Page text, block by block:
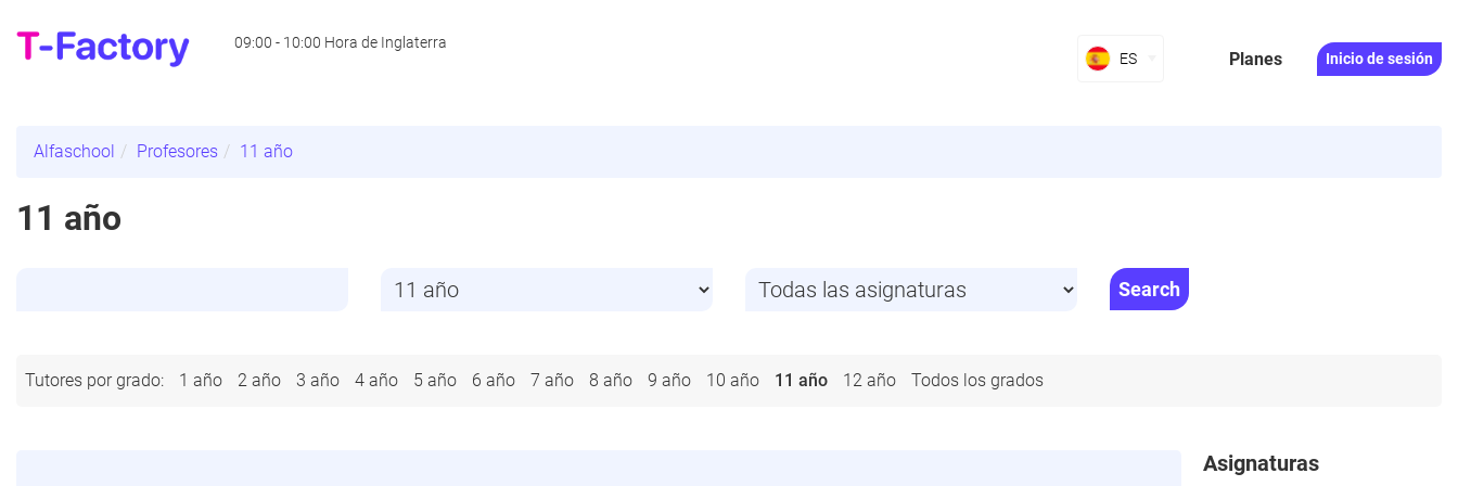
Inicio de sesión
09:00 - 10:00 Hora de Inglaterra
ES
Planes
Alfaschool Profesores 11 año
11 año
Search
Tutores por grado: 1 año 2 año 3 año 4 año 5 año 6 año 7 año 8 año 9 año 10 año 11 año 12 año Todos los grados
Asignaturas